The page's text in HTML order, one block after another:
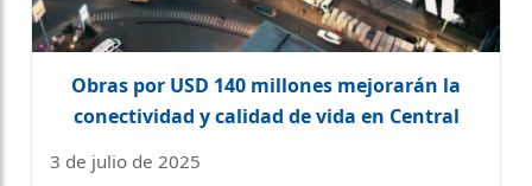
Obras por USD 140 millones mejorarán la
conectividad y calidad de vida en Central
3 de julio de 2025